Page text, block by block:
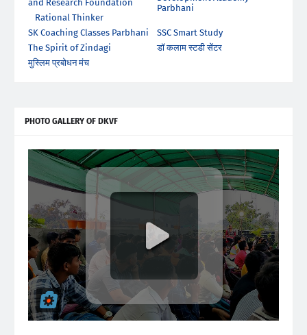
Parbhani
and Research Foundation
Rational Thinker
SK Coaching Classes Parbhani
SSC Smart Study
The Spirit of Zindagi
डॉ कलाम स्टडी सेंटर
मुस्लिम प्रबोधन मंच
PHOTO GALLERY OF DKVF